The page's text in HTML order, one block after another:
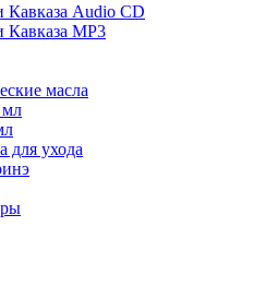
Кавказа Audio CD
Кавказа MP3
масла
мл
для ухода